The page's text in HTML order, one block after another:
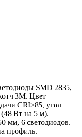
SMD 2835,
3M. Цвет
CRI>85, угол
Вт на 5 м).
мм, 6 светодиодов.
профиль.